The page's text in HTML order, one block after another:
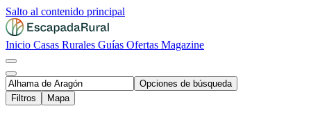
Salto al contenido principal
Inicio Casas Rurales Guías Ofertas Magazine
Opciones de búsqueda
Filtros
Mapa